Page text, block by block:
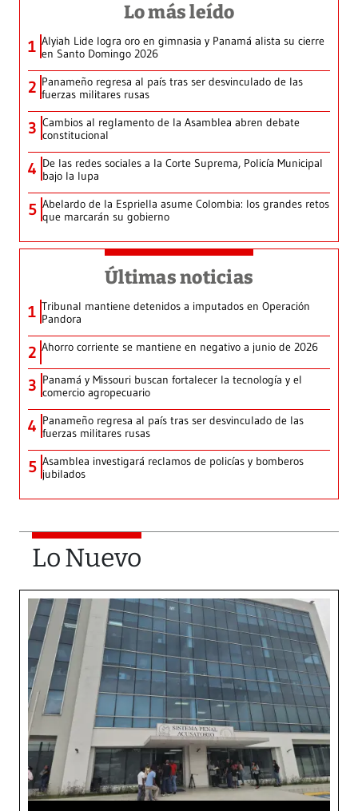
Lo más leído
1 Alyiah Lide logra oro en gimnasia y Panamá alista su cierre
en Santo Domingo 2026
2 Panameño regresa al país tras ser desvinculado de las
fuerzas militares rusas
3 Cambios al reglamento de la Asamblea abren debate
constitucional
4 De las redes sociales a la Corte Suprema, Policía Municipal
bajo la lupa
5 Abelardo de la Espriella asume Colombia: los grandes retos
que marcarán su gobierno
Últimas noticias
1 Tribunal mantiene detenidos a imputados en Operación
Pandora
2 Ahorro corriente se mantiene en negativo a junio de 2026
3 Panamá y Missouri buscan fortalecer la tecnología y el
comercio agropecuario
4 Panameño regresa al país tras ser desvinculado de las
fuerzas militares rusas
5 Asamblea investigará reclamos de policías y bomberos
jubilados
Lo Nuevo